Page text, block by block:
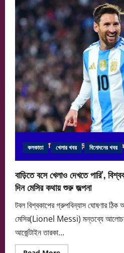
যাত্রায়
যুক্ত
হলো
নতুন
সাফল্য
কলকাতা খেলার খবর বিনোদনের খবর
বাড়িতে বসে খেলাও দেখতে পারি’,
দিন মেসির কথায় শুরু জল্পনা
টবল বিশ্বকাপের গ্রুপবিন্যাস ঘোষণার
মেসির(Lionel Messi) মন্তব্যে
আর্জেন্টাইন তারকা...